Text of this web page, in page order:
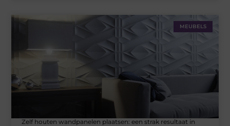
MEUBELS
Zelf houten wandpanelen plaatsen: een strak resultaat in